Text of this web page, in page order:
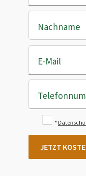
Nachname
E-Mail
*
JETZT